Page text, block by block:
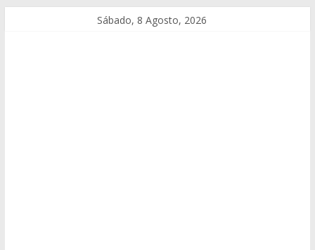
Sábado, 8 Agosto, 2026